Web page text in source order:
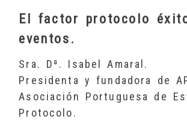
El factor protocolo
eventos.
Sra. Dª. Isabel Amaral.
Presidenta y fundadora de
Asociación Portuguesa de
Protocolo.